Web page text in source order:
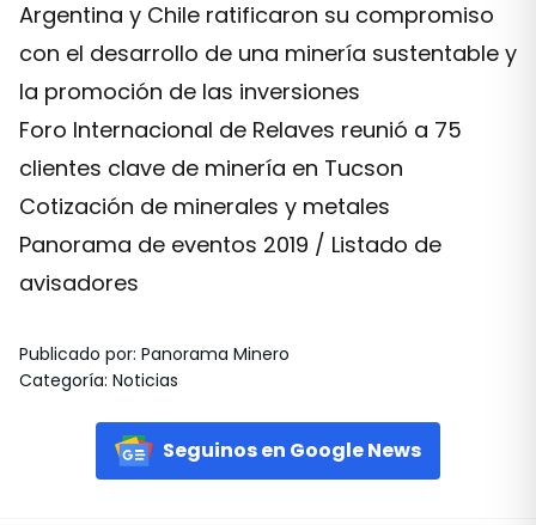
Argentina y Chile ratificaron su compromiso
con el desarrollo de una minería sustentable y
la promoción de las inversiones
Foro Internacional de Relaves reunió a 75
clientes clave de minería en Tucson
Cotización de minerales y metales
Panorama de eventos 2019 / Listado de
avisadores
Publicado por: Panorama Minero
Categoría: Noticias
Seguinos en Google News